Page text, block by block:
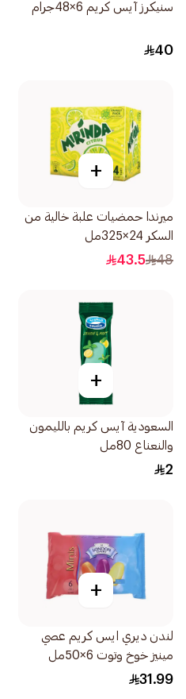
سنيكرز آيس كريم 6×48جرام
40
+
ميرندا حمضيات علبة خالية من
السكر 24×325مل
48
43.5
+
السعودية آيس كريم بالليمون
والنعناع 80مل
2
+
لندن ديري ايس كريم عصي
مينيز خوخ وتوت 6×50مل
31.99